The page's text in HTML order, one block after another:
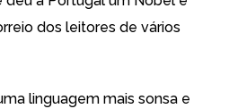
dos leitores de vários
linguagem mais sonsa e